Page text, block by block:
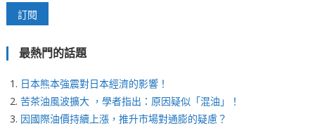
最熱門的話題
日本熊本強震對日本經濟的影響！
苦茶油風波擴大 ，學者指出：原因疑似「混油」！
因國際油價持續上漲，推升市場對通膨的疑慮？